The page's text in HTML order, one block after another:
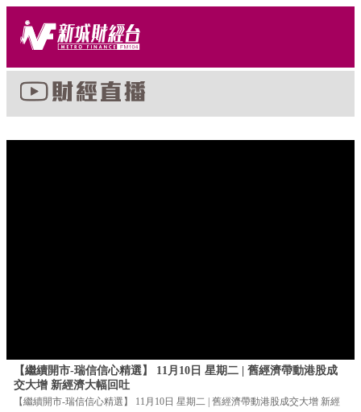
【繼續開市-瑞信信心精選】 11月10日 星期二 | 舊經濟帶動港股成
交大增 新經濟大幅回吐
【繼續開市-瑞信信心精選】 11月10日 星期二 | 舊經濟帶動港股成交大增 新經